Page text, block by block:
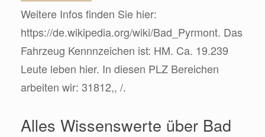
Weitere Infos finden Sie hier:
https://de.wikipedia.org/wiki/Bad_Pyrmont. Das
Fahrzeug Kennnzeichen ist: HM. Ca. 19.239
Leute leben hier. In diesen PLZ Bereichen
arbeiten wir: 31812,, /.
Alles Wissenswerte über Bad